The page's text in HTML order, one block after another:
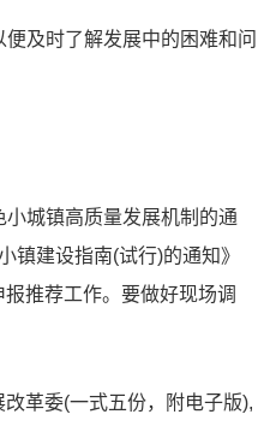
及时了解发展中的困难和问
城镇高质量发展机制的通
镇建设指南(试行)的通知》
推荐工作。要做好现场调
革委(一式五份，附电子版),